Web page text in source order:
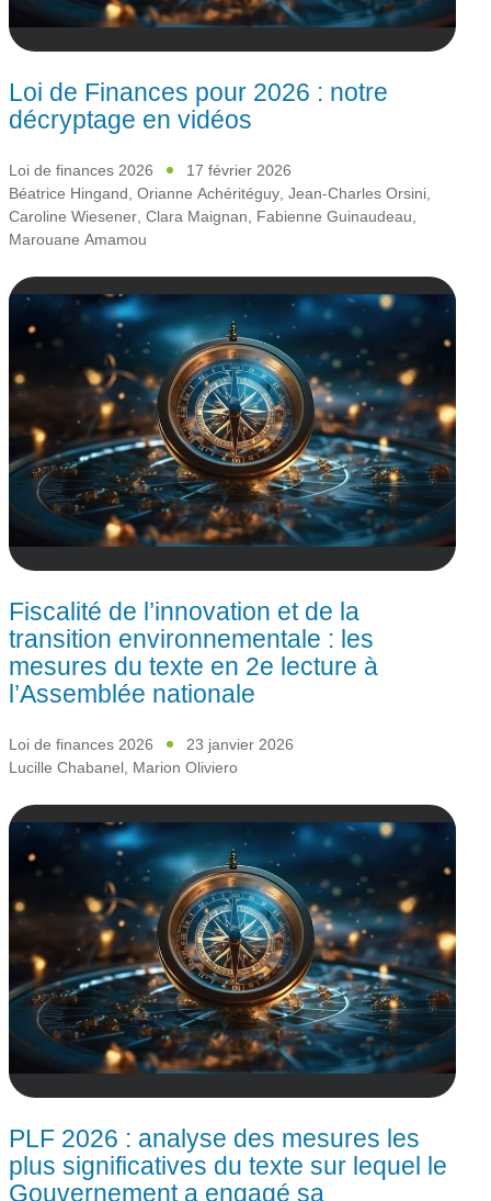
Loi de Finances pour 2026 : notre
décryptage en vidéos
Loi de finances 2026
17 février 2026
Béatrice Hingand, Orianne Achéritéguy, Jean-Charles Orsini,
Caroline Wiesener, Clara Maignan, Fabienne Guinaudeau,
Marouane Amamou
Fiscalité de l’innovation et de la
transition environnementale : les
mesures du texte en 2e lecture à
l’Assemblée nationale
Loi de finances 2026
23 janvier 2026
Lucille Chabanel Marion Oliviero
PLF 2026 : analyse des mesures les
plus significatives du texte sur lequel le
Gouvernement a engagé sa